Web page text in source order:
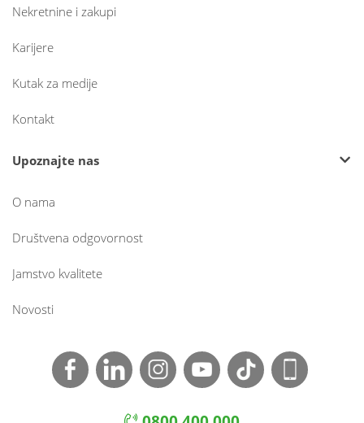
Nekretnine i zakupi
Karijere
Kutak za medije
Kontakt
Upoznajte nas
O nama
Društvena odgovornost
Jamstvo kvalitete
Novosti